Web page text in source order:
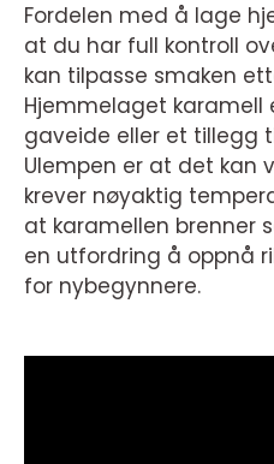
Fordelen med å lage
at du har full kontroll
kan tilpasse smaken
Hjemmelaget karamell
gaveide eller et tillegg
Ulempen er at det kan
krever nøyaktig
at karamellen brenner
en utfordring å oppnå
for nybegynnere.